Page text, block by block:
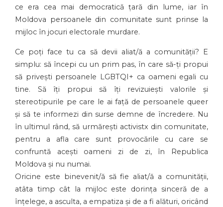
ce era cea mai democratică țară din lume, iar în
Moldova persoanele din comunitate sunt prinse la
mijloc în jocuri electorale murdare.
Ce poți face tu ca să devii aliat/ă a comunității? E
simplu: să începi cu un prim pas, în care să-ți propui
să privești persoanele LGBTQI+ ca oameni egali cu
tine. Să îți propui să îți revizuiești valorile și
stereotipurile pe care le ai față de persoanele queer
și să te informezi din surse demne de încredere. Nu
în ultimul rând, să urmărești activistx din comunitate,
pentru a afla care sunt provocările cu care se
confruntă acești oameni zi de zi, în Republica
Moldova și nu numai.
Oricine este binevenit/ă să fie aliat/ă a comunității,
atâta timp cât la mijloc este dorința sinceră de a
înțelege, a asculta, a empatiza și de a fi alături, oricând